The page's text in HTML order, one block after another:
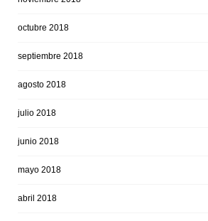
octubre 2018
septiembre 2018
agosto 2018
julio 2018
junio 2018
mayo 2018
abril 2018